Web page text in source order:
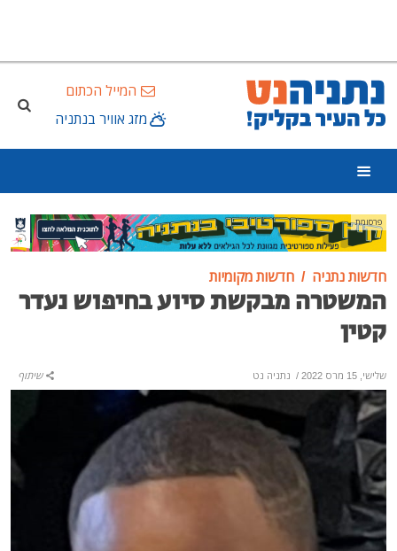
המייל הכתום
מזג אוויר בנתניה
פרסומת
חדשות נתניה חדשות מקומיות
המשטרה מבקשת סיוע בחיפוש נעדר
קטין
שלישי, 15 מרס 2022 / נתניה נט שיתוף